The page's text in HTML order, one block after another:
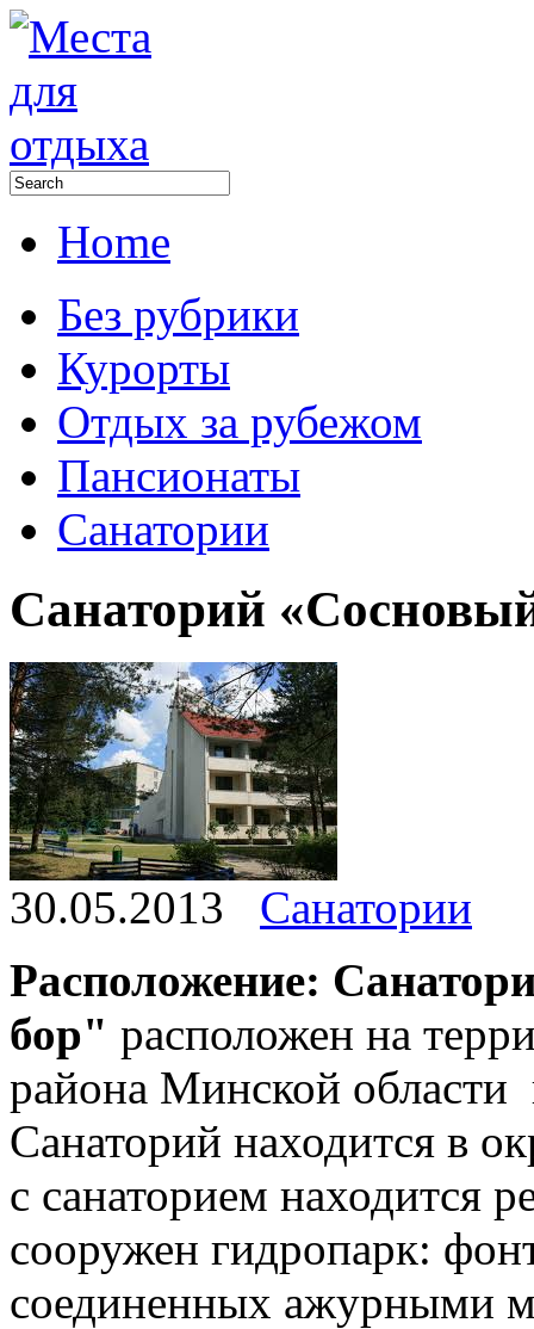
Home
Без рубрики
Курорты
Отдых за рубежом
Пансионаты
Санатории
Санаторий
30.05.2013
Санатории
Расположение:
бор" расположен на
района Минской
Санаторий находится в
с санаторием находится
сооружен гидропарк:
соединенных ажурными